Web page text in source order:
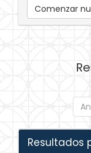
Comenzar
Resultados